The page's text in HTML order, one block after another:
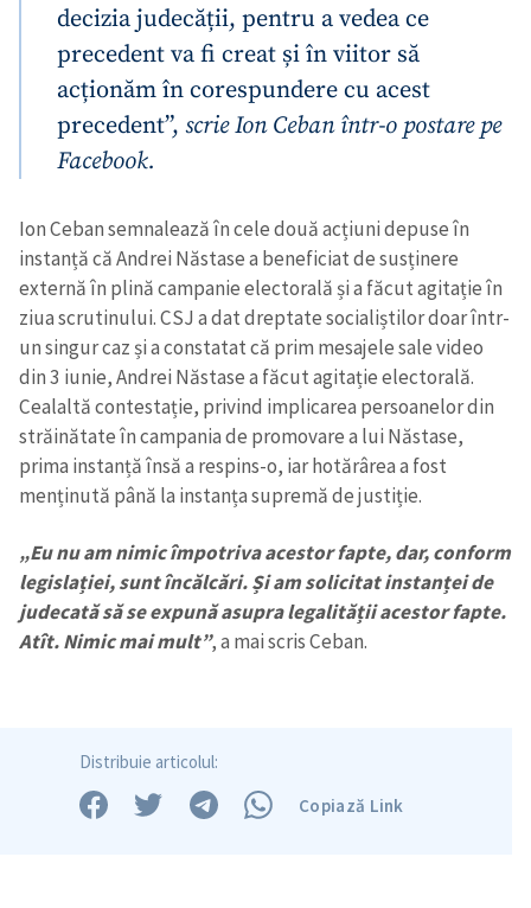
decizia judecății, pentru a vedea ce
precedent va fi creat și în viitor să
acționăm în corespundere cu acest
precedent”, scrie Ion Ceban într-o postare pe
Facebook.
Ion Ceban semnalează în cele două acțiuni depuse în
instanță că Andrei Năstase a beneficiat de susținere
externă în plină campanie electorală și a făcut agitație în
ziua scrutinului. CSJ a dat dreptate socialiștilor doar într-
un singur caz și a constatat că prim mesajele sale video
din 3 iunie, Andrei Năstase a făcut agitație electorală.
Cealaltă contestație, privind implicarea persoanelor din
străinătate în campania de promovare a lui Năstase,
prima instanță însă a respins-o, iar hotărârea a fost
menținută până la instanța supremă de justiție.
„Eu nu am nimic împotriva acestor fapte, dar, conform
legislației, sunt încălcări. Și am solicitat instanței de
judecată să se expună asupra legalității acestor fapte.
Atît. Nimic mai mult”, a mai scris Ceban.
Distribuie articolul:
Copiază Link